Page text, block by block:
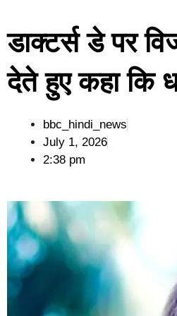
डाक्टर्स डे पर
देते हुए कहा कि
bbc_hindi_news
July 1, 2026
2:38 pm